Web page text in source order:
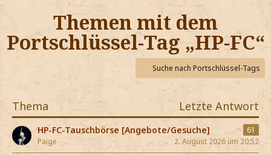
Hogwarts
Zauberwelt
Willkommen
Jetzt Fanclub-Mitglied werden!
Themen mit dem
Portschlüssel-Tag „HP-FC“
Suche nach Portschlüssel-Tags
Thema Letzte Antwort
HP-FC-Tauschbörse [Angebote/Gesuche]
61
Paige
2. August 2026 um 20:52